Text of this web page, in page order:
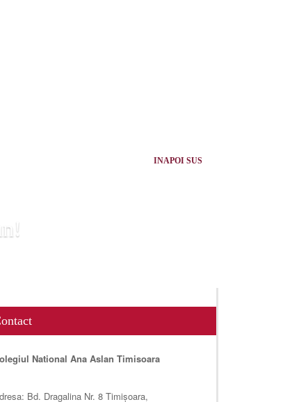
INAPOI SUS
National Ana Aslan Timisoara
Bd. Dragalina Nr. 8 Timișoara,